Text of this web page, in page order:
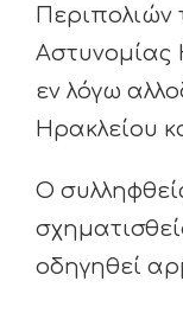
Περιπολιών
Αστυνομίας
εν λόγω
Ηρακλείου
Ο
οδηγηθεί